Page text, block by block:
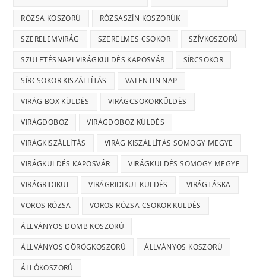
RÓZSA KOSZORÚ RÓZSASZÍN KOSZORÚK
SZERELEMVIRÁG SZERELMES CSOKOR SZÍVKOSZORÚ
SZÜLETÉSNAPI VIRÁGKÜLDÉS KAPOSVÁR SÍRCSOKOR
SÍRCSOKOR KISZÁLLÍTÁS VALENTIN NAP
VIRÁG BOX KÜLDÉS VIRÁGCSOKORKÜLDÉS
VIRÁGDOBOZ VIRÁGDOBOZ KÜLDÉS
VIRÁGKISZÁLLÍTÁS VIRÁG KISZÁLLÍTÁS SOMOGY MEGYE
VIRÁGKÜLDÉS KAPOSVÁR VIRÁGKÜLDÉS SOMOGY MEGYE
VIRÁGRIDIKÜL VIRÁGRIDIKÜL KÜLDÉS VIRÁGTÁSKA
VÖRÖS RÓZSA VÖRÖS RÓZSA CSOKOR KÜLDÉS
ÁLLVÁNYOS DOMB KOSZORÚ
ÁLLVÁNYOS GÖRÖGKOSZORÚ ÁLLVÁNYOS KOSZORÚ
ÁLLÓKOSZORÚ